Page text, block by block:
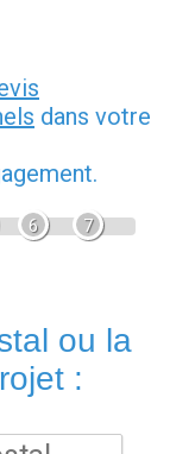
dans votre
6 7
ou la
: